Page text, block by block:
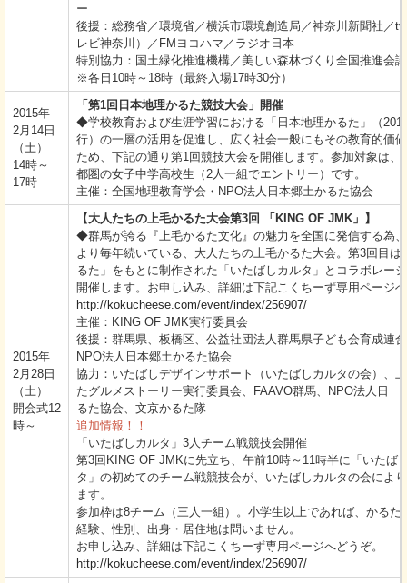
ー
後援：総務省／環境省／横浜市環境創造局／神奈川新聞社
レビ神奈川）／FMヨコハマ／ラジオ日本
特別協力：国土緑化推進機構／美しい森林づくり全国推進会議
※各日10時～18時（最終入場17時30分）
2015年
2月14日
（土）
14時～
17時
「第1回日本地理かるた競技大会」開催
◆学校教育および生涯学習における「日本地理かるた」（
行）の一層の活用を促進し、広く社会一般にもその教育的価
ため、下記の通り第1回競技大会を開催します。参加対象は、
都圏の女子中学高校生（2人一組でエントリー）です。
主催：全国地理教育学会・NPO法人日本郷土かるた協会
2015年
2月28日
（土）
開会式12
時～
【大人たちの上毛かるた大会第3回 「KING OF JMK」】
◆群馬が誇る『上毛かるた文化』の魅力を全国に発信する為
より毎年続いている、大人たちの上毛かるた大会。第3回目は
るた」をもとに制作された「いたばしカルタ」とコラボレー
開催します。お申し込み、詳細は下記こくちーず専用ページ
http://kokucheese.com/event/index/256907/
主催：KING OF JMK実行委員会
後援：群馬県、板橋区、公益社団法人群馬県子ども会育成連
NPO法人日本郷土かるた協会
協力：いたばしデザインサポート（いたばしカルタの会）、
たグルメストーリー実行委員会、FAAVO群馬、NPO法人日
るた協会、文京かるた隊
追加情報！！
「いたばしカルタ」3人チーム戦競技会開催
第3回KING OF JMKに先立ち、午前10時～11時半に「いたば
タ」の初めてのチーム戦競技会が、いたばしカルタの会によ
ます。
参加枠は8チーム（三人一組）。小学生以上であれば、かるた
経験、性別、出身・居住地は問いません。
お申し込み、詳細は下記こくちーず専用ページへどうぞ。
http://kokucheese.com/event/index/256907/